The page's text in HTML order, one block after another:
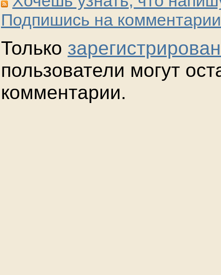
Подпишись на
Только
пользователи могут
комментарии.